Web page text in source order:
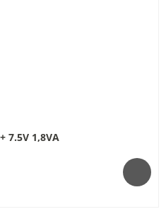
7.5V 1,8VA